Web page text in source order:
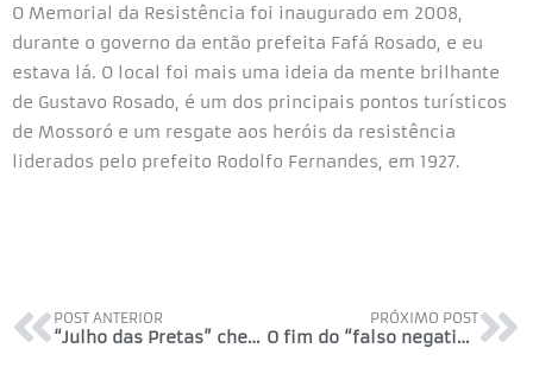
O Memorial da Resistência foi inaugurado em 2008,
durante o governo da então prefeita Fafá Rosado, e eu
estava lá. O local foi mais uma ideia da mente brilhante
de Gustavo Rosado, é um dos principais pontos turísticos
de Mossoró e um resgate aos heróis da resistência
liderados pelo prefeito Rodolfo Fernandes, em 1927.
POST ANTERIOR
“Julho das Pretas” chega a sua 9ª edição com mais de 300 atividades
PRÓXIMO POST
O fim do “falso negativo”